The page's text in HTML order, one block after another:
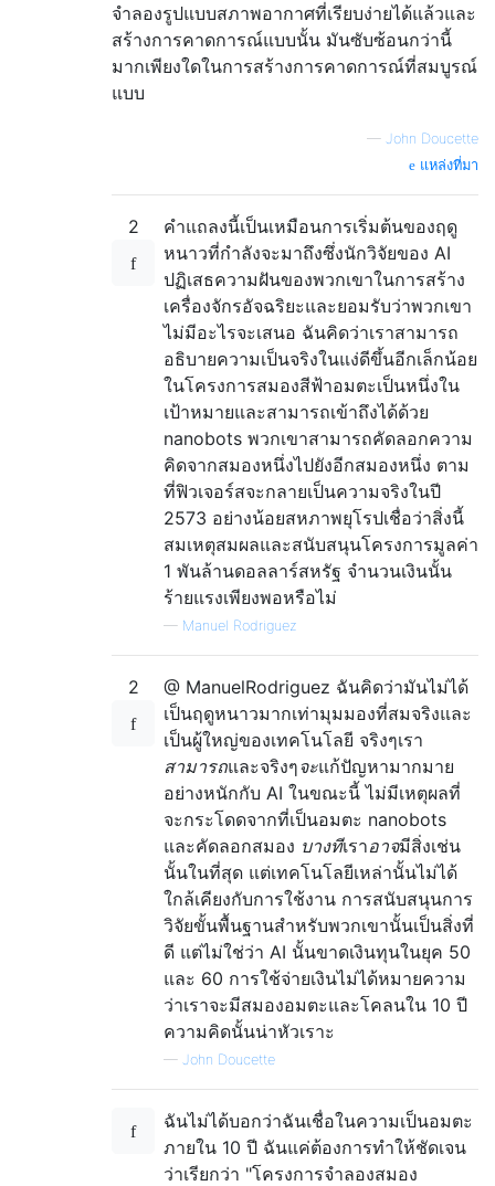
จำลองรูปแบบสภาพอากาศที่เรียบง่ายได้แล้วและ
สร้างการคาดการณ์แบบนั้น มันซับซ้อนกว่านี้
มากเพียงใดในการสร้างการคาดการณ์ที่สมบูรณ์
แบบ
— John Doucette
แหล่งที่มา
2
คำแถลงนี้เป็นเหมือนการเริ่มต้นของฤดู
หนาวที่กำลังจะมาถึงซึ่งนักวิจัยของ AI
ปฏิเสธความฝันของพวกเขาในการสร้าง
เครื่องจักรอัจฉริยะและยอมรับว่าพวกเขา
ไม่มีอะไรจะเสนอ ฉันคิดว่าเราสามารถ
อธิบายความเป็นจริงในแง่ดีขึ้นอีกเล็กน้อย
ในโครงการสมองสีฟ้าอมตะเป็นหนึ่งใน
เป้าหมายและสามารถเข้าถึงได้ด้วย
nanobots พวกเขาสามารถคัดลอกความ
คิดจากสมองหนึ่งไปยังอีกสมองหนึ่ง ตาม
ที่ฟิวเจอร์สจะกลายเป็นความจริงในปี
2573 อย่างน้อยสหภาพยุโรปเชื่อว่าสิ่งนี้
สมเหตุสมผลและสนับสนุนโครงการมูลค่า
1 พันล้านดอลลาร์สหรัฐ จำนวนเงินนั้น
ร้ายแรงเพียงพอหรือไม่
— Manuel Rodriguez
2
@ ManuelRodriguez ฉันคิดว่ามันไม่ได้
เป็นฤดูหนาวมากเท่ามุมมองที่สมจริงและ
เป็นผู้ใหญ่ของเทคโนโลยี จริงๆเรา
สามารถและจริงๆจะแก้ปัญหามากมาย
อย่างหนักกับ AI ในขณะนี้ ไม่มีเหตุผลที่
จะกระโดดจากที่เป็นอมตะ nanobots
และคัดลอกสมอง บางทีเราอาจมีสิ่งเช่น
นั้นในที่สุด แต่เทคโนโลยีเหล่านั้นไม่ได้
ใกล้เคียงกับการใช้งาน การสนับสนุนการ
วิจัยขั้นพื้นฐานสำหรับพวกเขานั้นเป็นสิ่งที่
ดี แต่ไม่ใช่ว่า AI นั้นขาดเงินทุนในยุค 50
และ 60 การใช้จ่ายเงินไม่ได้หมายความ
ว่าเราจะมีสมองอมตะและโคลนใน 10 ปี
ความคิดนั้นน่าหัวเราะ
— John Doucette
ฉันไม่ได้บอกว่าฉันเชื่อในความเป็นอมตะ
ภายใน 10 ปี ฉันแค่ต้องการทำให้ชัดเจน
ว่าเรียกว่า "โครงการจำลองสมอง